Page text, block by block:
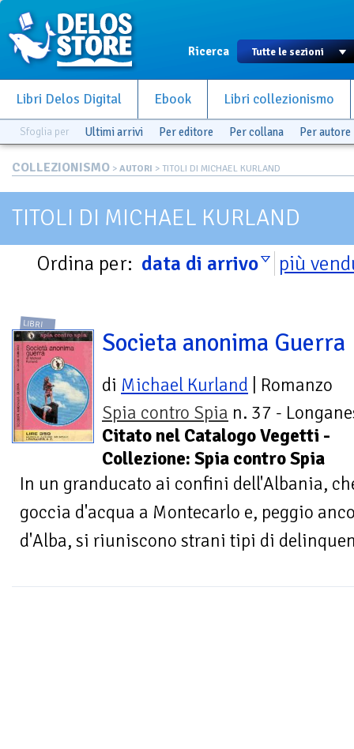
Ricerca
Libri Delos Digital Ebook Libri collezionismo
Sfoglia per Ultimi arrivi Per editore Per collana Per autore
COLLEZIONISMO > AUTORI > TITOLI DI MICHAEL KURLAND
TITOLI DI MICHAEL KURLAND
Ordina per: data di arrivo più
LIBRI
Societa anonima Guerra
di Michael Kurland | Romanzo
Spia contro Spia n. 37 -
Citato nel Catalogo Vegetti -
Collezione: Spia contro Spia
In un granducato ai confini dell'Albania,
goccia d'acqua a Montecarlo e, peggio
d'Alba, si riuniscono strani tipi di